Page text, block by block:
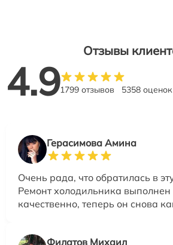
Отзывы
4.91799 отзывов 5358 оценок
Герасимова Амина
Очень рада, что обратилась в
Ремонт холодильника выполнен
качественно, теперь он снова
Филатов Михаил